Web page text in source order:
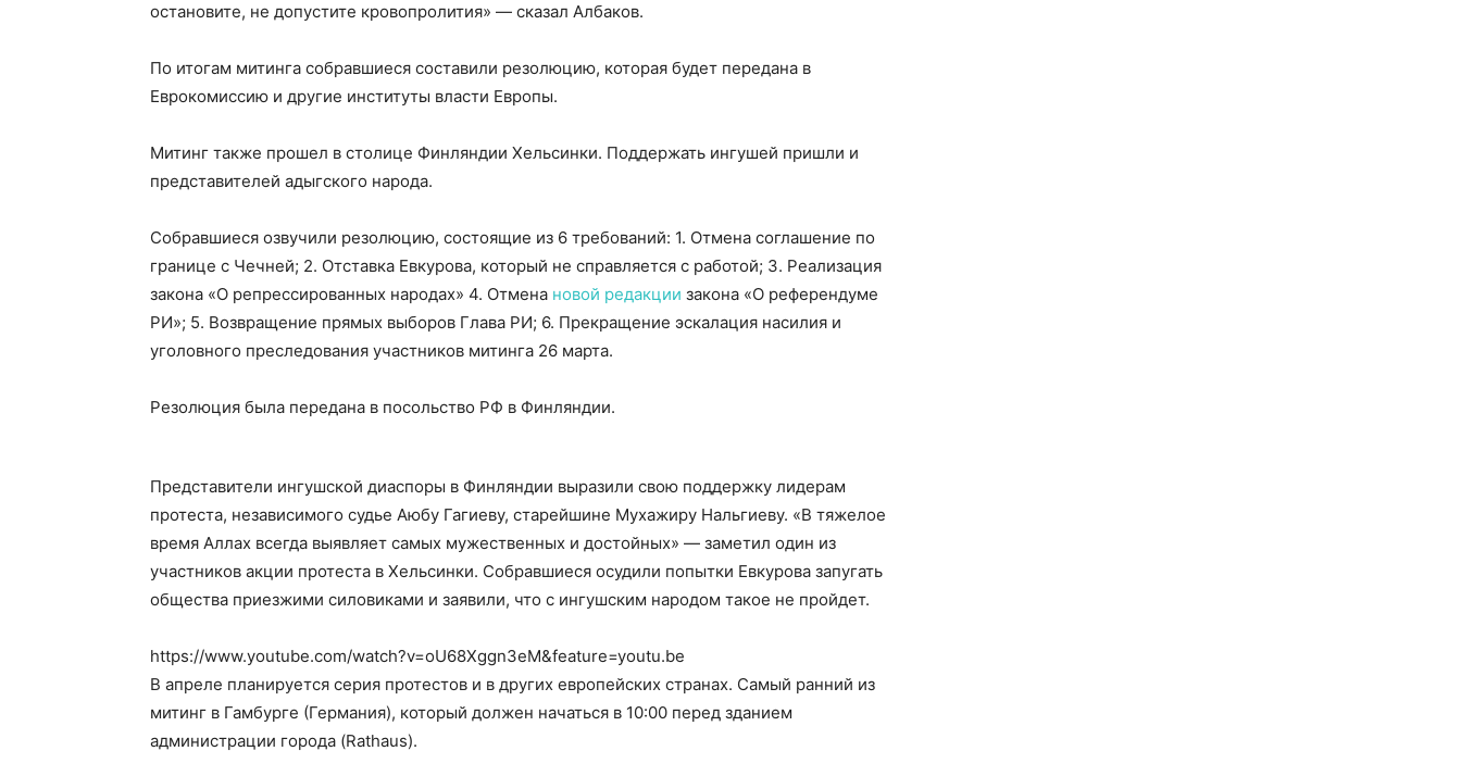
остановите, не допустите кровопролития» — сказал Албаков.
По итогам митинга собравшиеся составили резолюцию, которая будет передана в
Еврокомиссию и другие институты власти Европы.
Митинг также прошел в столице Финляндии Хельсинки. Поддержать ингушей пришли и
представителей адыгского народа.
Собравшиеся озвучили резолюцию, состоящие из 6 требований: 1. Отмена соглашение по
границе с Чечней; 2. Отставка Евкурова, который не справляется с работой; 3. Реализация
закона «О репрессированных народах» 4. Отмена новой редакции закона «О референдуме
РИ»; 5. Возвращение прямых выборов Глава РИ; 6. Прекращение эскалация насилия и
уголовного преследования участников митинга 26 марта.
Резолюция была передана в посольство РФ в Финляндии.
Представители ингушской диаспоры в Финляндии выразили свою поддержку лидерам
протеста, независимого судье Аюбу Гагиеву, старейшине Мухажиру Нальгиеву. «В тяжелое
время Аллах всегда выявляет самых мужественных и достойных» — заметил один из
участников акции протеста в Хельсинки. Собравшиеся осудили попытки Евкурова запугать
общества приезжими силовиками и заявили, что с ингушским народом такое не пройдет.
https://www.youtube.com/watch?v=oU68Xggn3eM&feature=youtu.be
В апреле планируется серия протестов и в других европейских странах. Самый ранний из
митинг в Гамбурге (Германия), который должен начаться в 10:00 перед зданием
администрации города (Rathaus).